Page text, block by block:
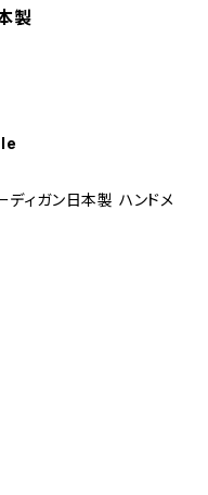
製
ディガン日本製 ハンドメ